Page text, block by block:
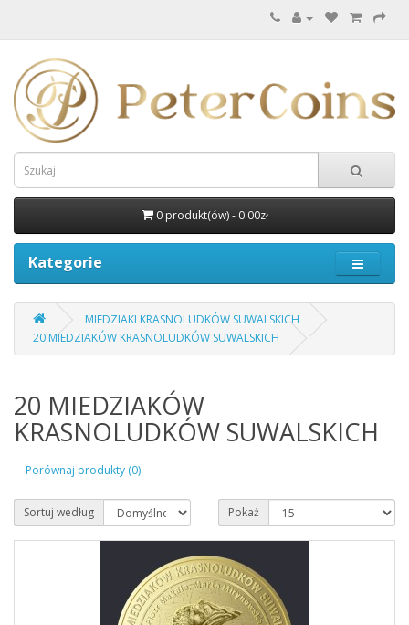
0 produkt(ów) - 0.00zł
Kategorie
MIEDZIAKI KRASNOLUDKÓW SUWALSKICH
20 MIEDZIAKÓW KRASNOLUDKÓW SUWALSKICH
20 MIEDZIAKÓW
KRASNOLUDKÓW SUWALSKICH
Porównaj produkty (0)
Sortuj według Pokaż